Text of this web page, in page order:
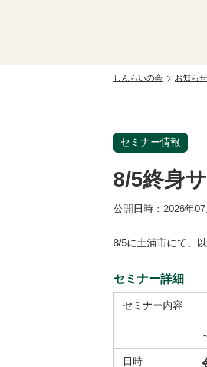
しんらいの会 お知らせ
セミナー情報
8/5終身
公開日時： 2026年07
8/5に土浦市にて、
セミナー詳細
セミナー内容
日時